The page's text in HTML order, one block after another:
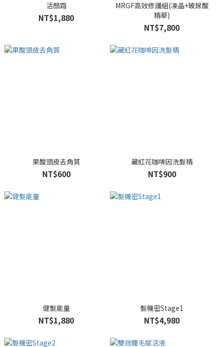
活顏霜
NT$1,880
MRGF高效修護組(凍晶+玻尿酸
精華)
NT$7,800
果酸頭皮去角質
NT$600
藏紅花咖啡因洗髮精
NT$900
健髮能量
NT$1,880
髮機密Stage1
NT$4,980